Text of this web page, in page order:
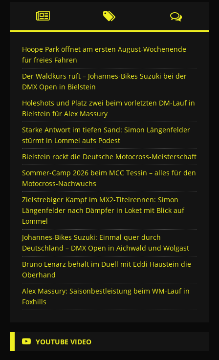
Hoope Park öffnet am ersten August-Wochenende
für freies Fahren
Der Waldkurs ruft – Johannes-Bikes Suzuki bei der
DMX Open in Bielstein
Holeshots und Platz zwei beim vorletzten DM-Lauf in
Bielstein für Alex Massury
Starke Antwort im tiefen Sand: Simon Längenfelder
stürmt in Lommel aufs Podest
Bielstein rockt die Deutsche Motocross-Meisterschaft
Sommer-Camp 2026 beim MCC Tessin – alles für den
Motocross-Nachwuchs
Zielstrebiger Kampf im MX2-Titelrennen: Simon
Längenfelder nach Dämpfer in Loket mit Blick auf
Lommel
Johannes-Bikes Suzuki: Einmal quer durch
Deutschland – DMX Open in Aichwald und Wolgast
Bruno Lenarz behält im Duell mit Eddi Haustein die
Oberhand
Alex Massury: Saisonbestleistung beim WM-Lauf in
Foxhills
YOUTUBE VIDEO